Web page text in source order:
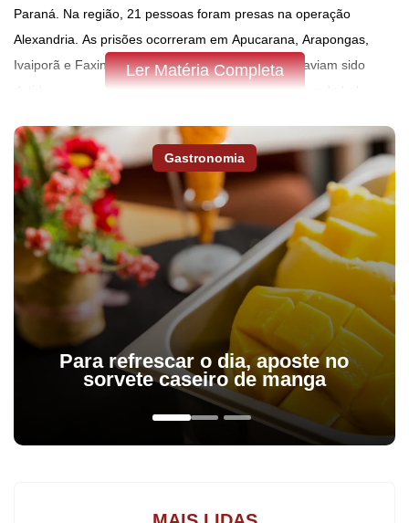
Paraná. Na região, 21 pessoas foram presas na operação
Alexandria. As prisões ocorreram em Apucarana, Arapongas,
Ivaiporã e Faxinal. Em todo Paraná, 93 pessoas haviam sido
detidas nas ruas até o final da tarde de ontem, segundo balanço
Foram cumpridos 767 mandados de prisão - boa parte deles
(484) dentro de unidades prisionais - e quatro de busca e
Ler Matéria Completa
Gastronomia
Para refrescar o dia, aposte no
sorvete caseiro de manga